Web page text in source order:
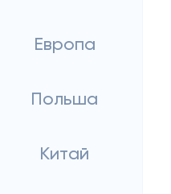
Европа
Польша
Китай